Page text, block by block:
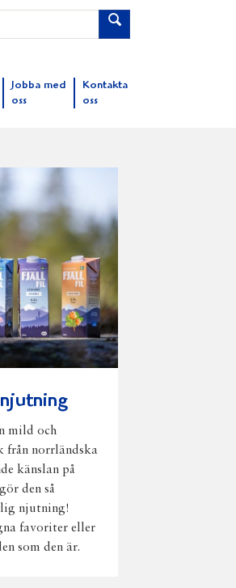
Jobba med
oss
Kontakta
oss
mild och
norrländska
känslan på
den så
njutning!
favoriter eller
som den är.